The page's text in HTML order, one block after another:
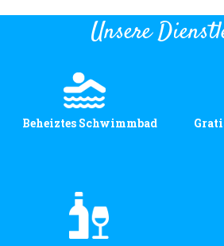
Unsere
Beheiztes Schwimmbad